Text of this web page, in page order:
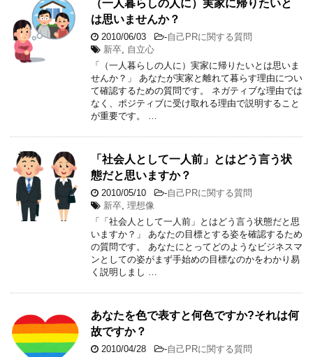
（一人暮らしの人に）実家に帰りたいと
は思いませんか？
2010/06/03 -自己PRに関する質問
新卒 自立心
「（一人暮らしの人に）実家に帰りたいとは思いま
せんか？」 あなたが実家と離れて暮らす理由につい
て確認するための質問です。 ネガティブな理由では
なく、ポジティブに受け取れる理由で説明すること
が重要です。 …
「社会人として一人前」とはどう言う状
態だと思いますか？
2010/05/10 -自己PRに関する質問
新卒 理想像
「「社会人として一人前」とはどう言う状態だと思
いますか？」 あなたの目標とする姿を確認するため
の質問です。 あなたにとってどのようなビジネスマ
ンとしての姿がまず手始めの目標なのかをわかり易
く説明しまし …
あなたを色で表すと何色ですか?それは何
故ですか？
2010/04/28 -自己PRに関する質問